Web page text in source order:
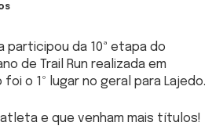
participou da 10ª etapa do
de Trail Run realizada em
o 1º lugar no geral para Lajedo.
e que venham mais títulos!